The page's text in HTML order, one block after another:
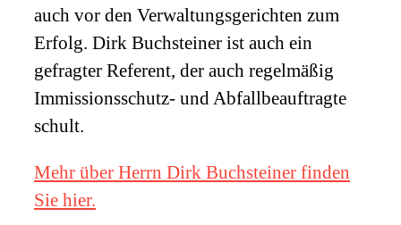
auch vor den Verwaltungsgerichten zum
Erfolg. Dirk Buchsteiner ist auch ein
gefragter Referent, der auch regelmäßig
Immissionsschutz- und Abfallbeauftragte
schult.
Mehr über Herrn Dirk Buchsteiner finden
Sie hier.